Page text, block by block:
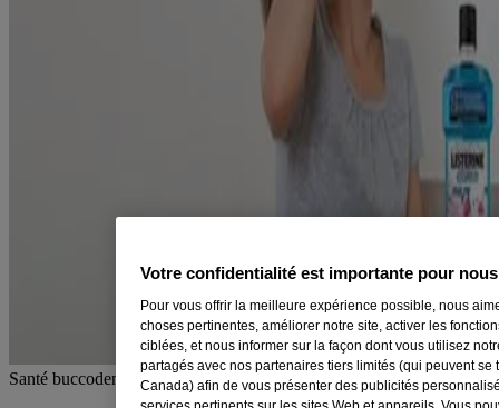
Santé buccodentaire Enfants
Votre confidentialité est importante pour nous
Pour vous offrir la meilleure expérience possible, nous
choses pertinentes, améliorer notre site, activer les
ciblées, et nous informer sur la façon dont vous utilisez
partagés avec nos partenaires tiers limités (qui peuvent se
Canada) afin de vous présenter des publicités